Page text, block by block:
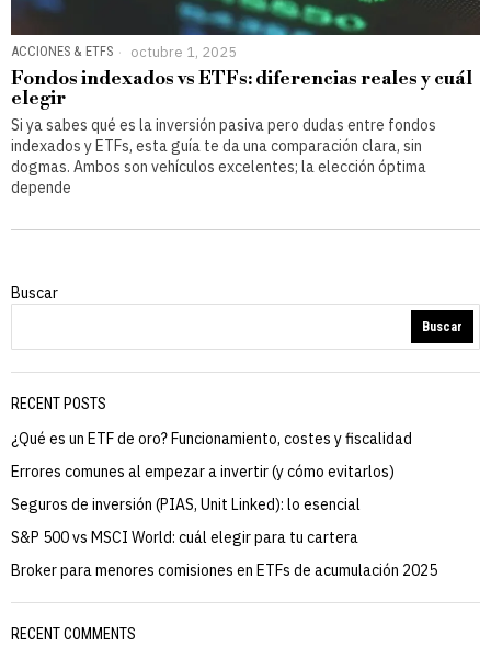
ACCIONES & ETFS octubre 1, 2025
Fondos indexados vs ETFs: diferencias reales y cuál
elegir
Si ya sabes qué es la inversión pasiva pero dudas entre fondos
indexados y ETFs, esta guía te da una comparación clara, sin
dogmas. Ambos son vehículos excelentes; la elección óptima
depende
Buscar
Buscar
RECENT POSTS
¿Qué es un ETF de oro? Funcionamiento, costes y fiscalidad
Errores comunes al empezar a invertir (y cómo evitarlos)
Seguros de inversión (PIAS, Unit Linked): lo esencial
S&P 500 vs MSCI World: cuál elegir para tu cartera
Broker para menores comisiones en ETFs de acumulación 2025
RECENT COMMENTS